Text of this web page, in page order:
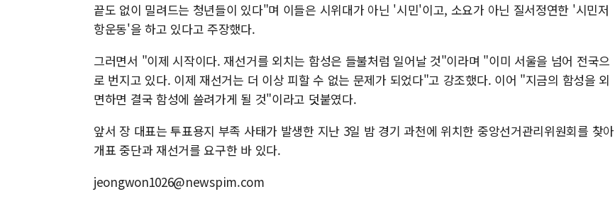
끝도 없이 밀려드는 청년들이 있다"며 이들은 시위대가 아닌 '시민'이고, 소요가 아닌 질서정연한 '시민저
항운동'을 하고 있다고 주장했다.
그러면서 "이제 시작이다. 재선거를 외치는 함성은 들불처럼 일어날 것"이라며 "이미 서울을 넘어 전국으
로 번지고 있다. 이제 재선거는 더 이상 피할 수 없는 문제가 되었다"고 강조했다. 이어 "지금의 함성을 외
면하면 결국 함성에 쓸려가게 될 것"이라고 덧붙였다.
앞서 장 대표는 투표용지 부족 사태가 발생한 지난 3일 밤 경기 과천에 위치한 중앙선거관리위원회를 찾아
개표 중단과 재선거를 요구한 바 있다.
jeongwon1026@newspim.com